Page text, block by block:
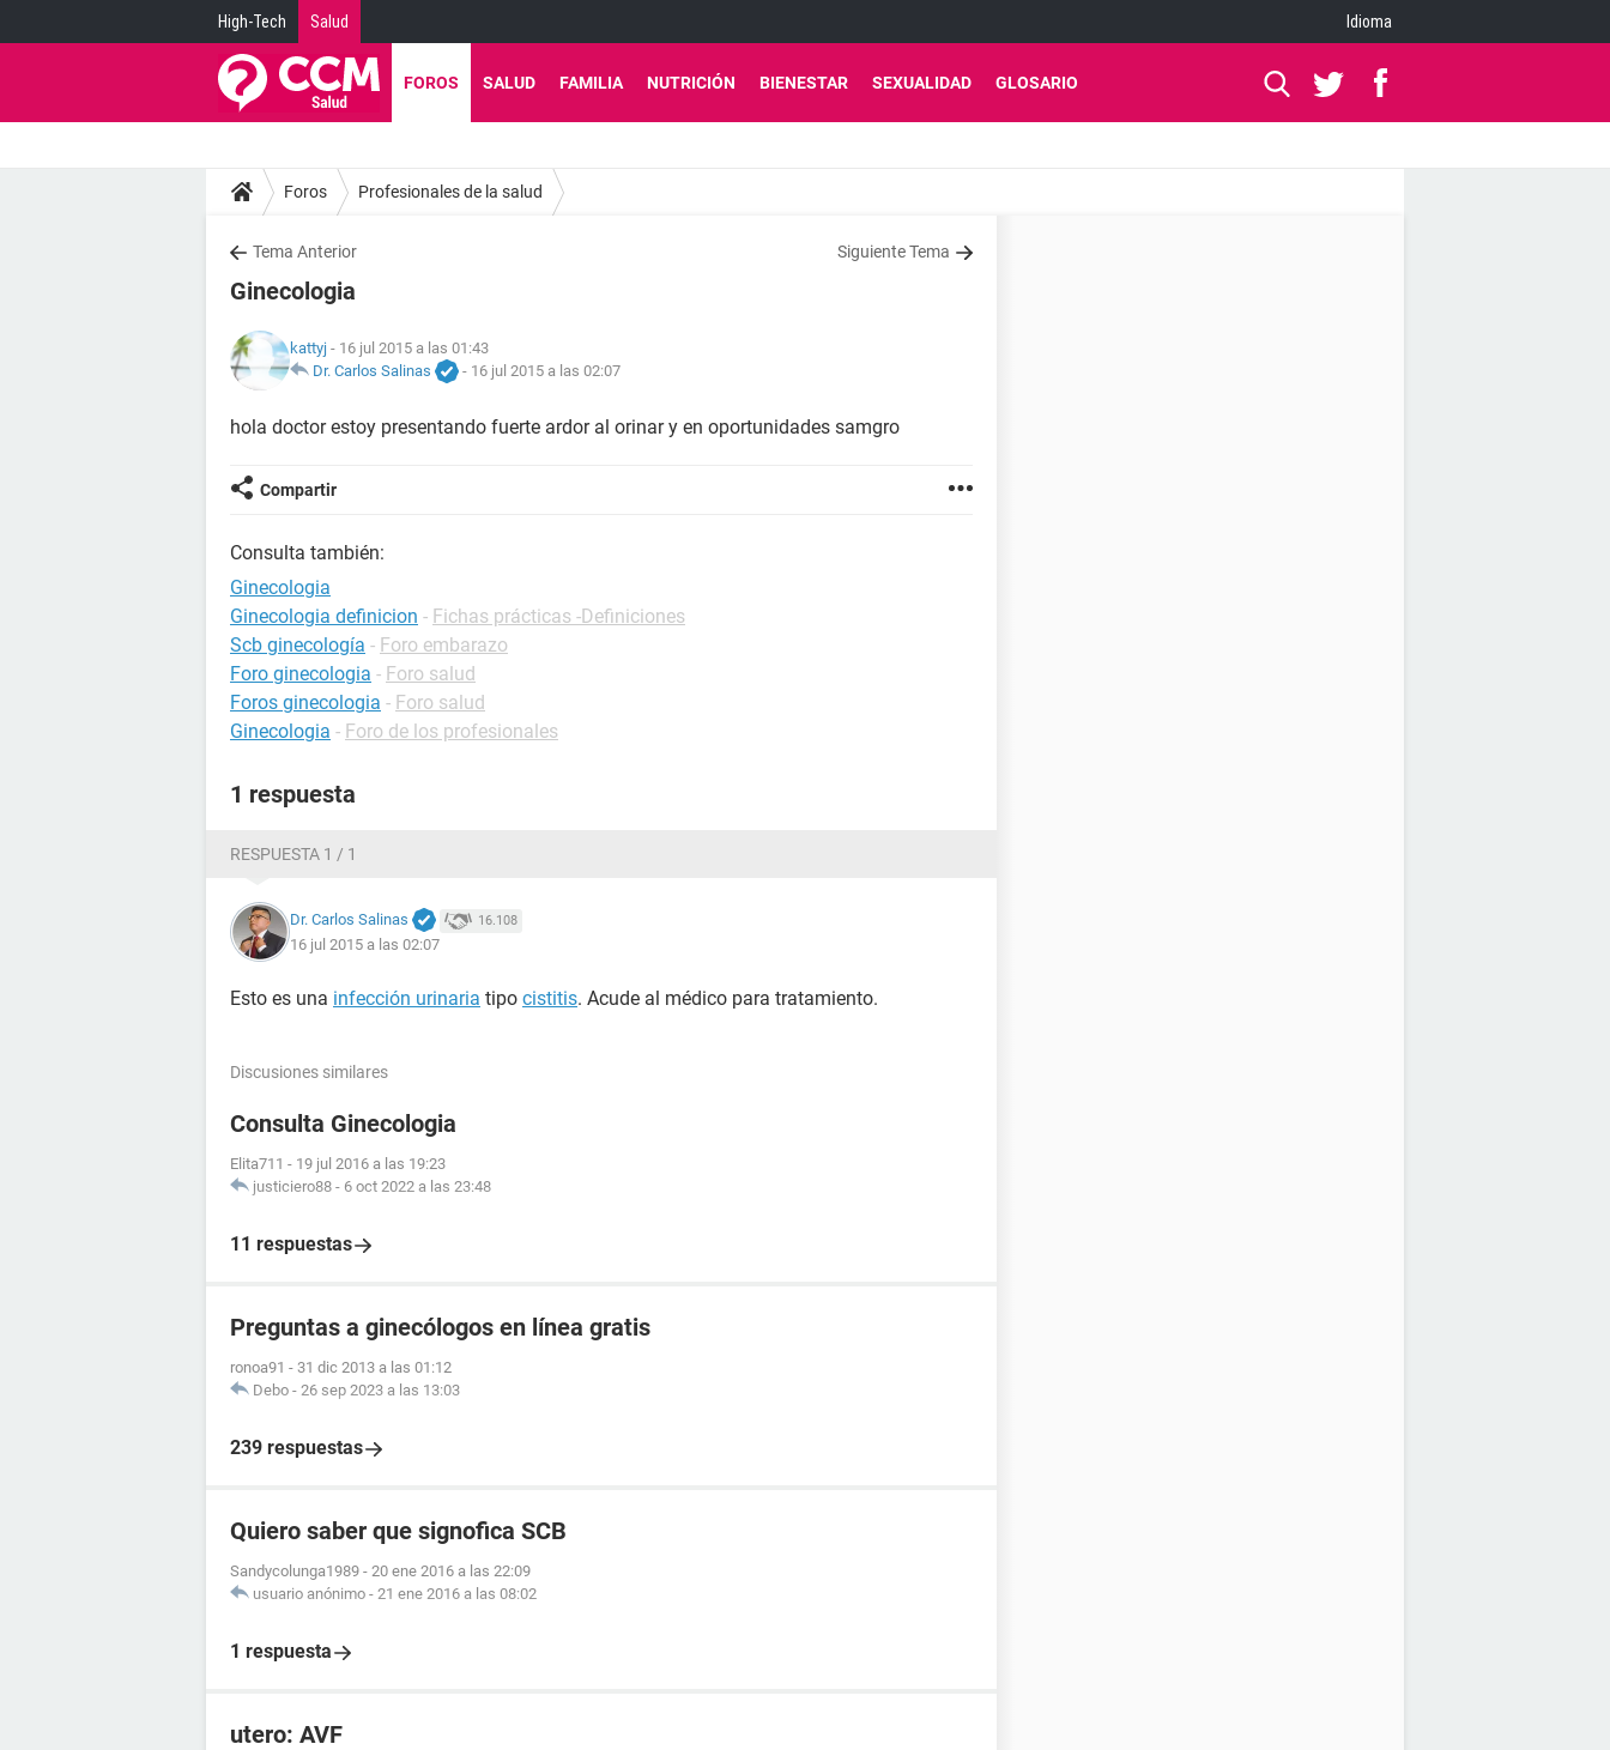
High-Tech Salud Idioma
FOROS SALUD FAMILIA NUTRICIÓN BIENESTAR SEXUALIDAD GLOSARIO
Foros Profesionales de la salud
Tema Anterior Siguiente Tema
Ginecologia
kattyj - 16 jul 2015 a las 01:43
Dr. Carlos Salinas
- 16 jul 2015 a las 02:07
hola doctor estoy presentando fuerte ardor al orinar y en oportunidades samgro
Compartir
Consulta también:
Ginecologia
Ginecologia definicion - Fichas prácticas -Definiciones
Scb ginecología - Foro embarazo
Foro ginecologia - Foro salud
Foros ginecologia - Foro salud
Ginecologia - Foro de los profesionales
1 respuesta
RESPUESTA 1 / 1
Dr. Carlos Salinas 16.108
16 jul 2015 a las 02:07
Esto es una infección urinaria tipo cistitis. Acude al médico para tratamiento.
Discusiones similares
Consulta Ginecologia
Elita711 - 19 jul 2016 a las 19:23
justiciero88 - 6 oct 2022 a las 23:48
11 respuestas
Preguntas a ginecólogos en línea gratis
ronoa91 - 31 dic 2013 a las 01:12
Debo - 26 sep 2023 a las 13:03
239 respuestas
Quiero saber que signofica SCB
Sandycolunga1989 - 20 ene 2016 a las 22:09
usuario anónimo - 21 ene 2016 a las 08:02
1 respuesta
utero: AVF